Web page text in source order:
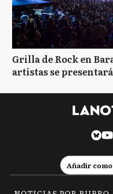
Grilla de Rock en
artistas se
Añadir